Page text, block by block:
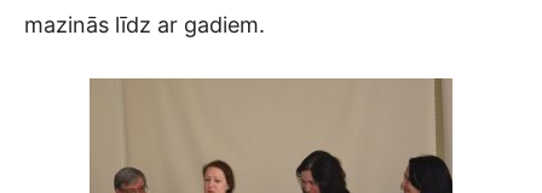
mazinās līdz ar gadiem.